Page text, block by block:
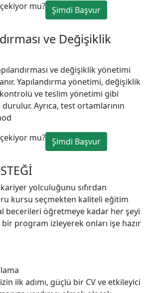
mu? Şimdi Başvur
ve Değişiklik
ve değişiklik yönetimi
Yapılandırma yönetimi, değişiklik
ve teslim yönetimi gibi
Ayrıca, test ortamlarının
mu? Şimdi Başvur
yolculuğunu sıfırdan
kursu seçmekten kaliteli eğitim
becerileri öğretmeye kadar her şeyi
program izleyerek onları işe hazır
ilk adımı, güçlü bir CV ve etkileyici